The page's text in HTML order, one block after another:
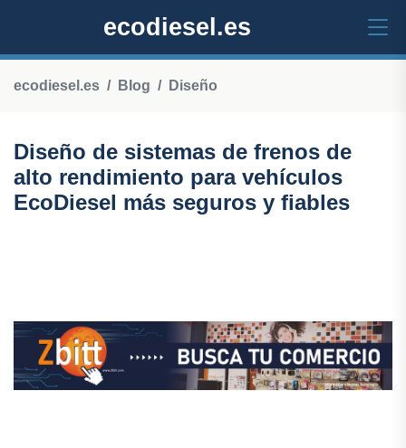
ecodiesel.es
ecodiesel.es Blog Diseño
Diseño de sistemas de frenos de
alto rendimiento para vehículos
EcoDiesel más seguros y fiables